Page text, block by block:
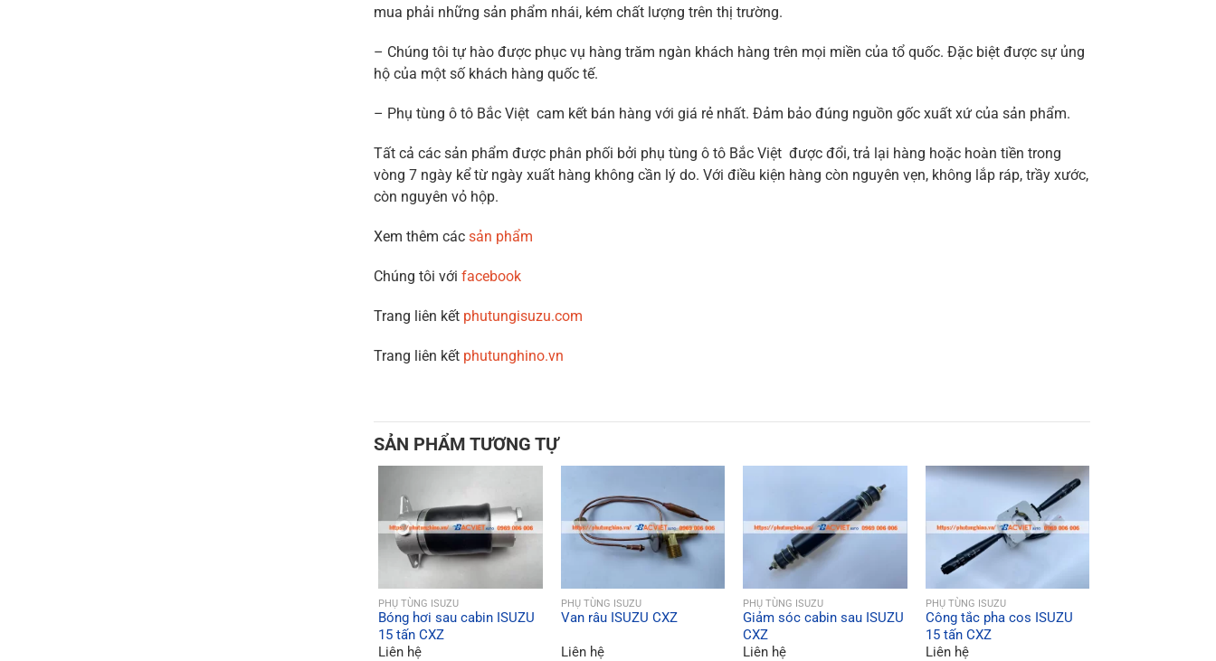
mua phải những sản phẩm nhái, kém chất lượng trên thị trường.
– Chúng tôi tự hào được phục vụ hàng trăm ngàn khách hàng trên mọi miền của tổ quốc. Đặc biệt được sự ủng
hộ của một số khách hàng quốc tế.
– Phụ tùng ô tô Bắc Việt cam kết bán hàng với giá rẻ nhất. Đảm bảo đúng nguồn gốc xuất xứ của sản phẩm.
Tất cả các sản phẩm được phân phối bởi phụ tùng ô tô Bắc Việt được đổi, trả lại hàng hoặc hoàn tiền trong
vòng 7 ngày kể từ ngày xuất hàng không cần lý do. Với điều kiện hàng còn nguyên vẹn, không lắp ráp, trầy xước,
còn nguyên vỏ hộp.
Xem thêm cácsản phẩm
Chúng tôi với facebook
Trang liên kết phutungisuzu.com
Trang liên kết phutunghino.vn
SẢN PHẨM TƯƠNG TỰ
QUICK VIEW
PHỤ TÙNG ISUZU
Bóng hơi sau cabin ISUZU
15 tấn CXZ
Liên hệ
QUICK VIEW
PHỤ TÙNG ISUZU
Van râu ISUZU CXZ
Liên hệ
QUICK VIEW
PHỤ TÙNG ISUZU
Giảm sóc cabin sau ISUZU
CXZ
Liên hệ
QUICK VIEW
PHỤ TÙNG ISUZU
Công tắc pha cos ISUZU
15 tấn CXZ
Liên hệ